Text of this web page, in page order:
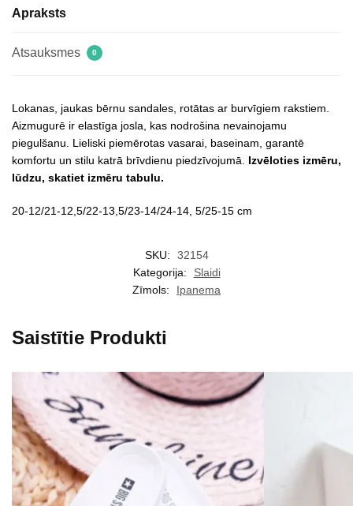
Apraksts
Atsauksmes 0
Lokanas, jaukas bērnu sandales, rotātas ar burvīgiem rakstiem.
Aizmugurē ir elastīga josla, kas nodrošina nevainojamu
piegulšanu. Lieliski piemērotas vasarai, baseinam, garantē
komfortu un stilu katrā brīvdienu piedzīvojumā. Izvēloties izmēru,
lūdzu, skatiet izmēru tabulu.
20-12/21-12,5/22-13,5/23-14/24-14, 5/25-15 cm
SKU:
32154
Kategorija:
Slaidi
Zīmols:
Ipanema
Saistītie Produkti